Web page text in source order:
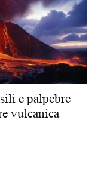
e palpebre
vulcanica